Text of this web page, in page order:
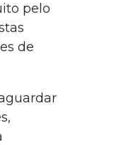
pelo
de